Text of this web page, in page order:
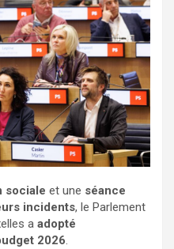
sociale et une séance
incidents, le Parlement
a adopté
2026.